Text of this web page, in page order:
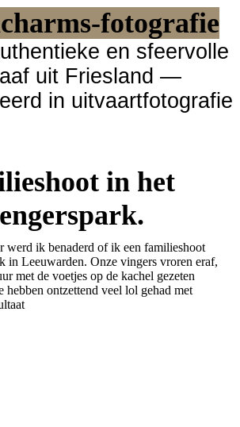
fotografie
en sfeervolle
uit Friesland —
in uitvaartfotografie
in het
werd ik benaderd of ik een familieshoot
in Leeuwarden. Onze vingers vroren eraf,
met de voetjes op de kachel gezeten
hebben ontzettend veel lol gehad met